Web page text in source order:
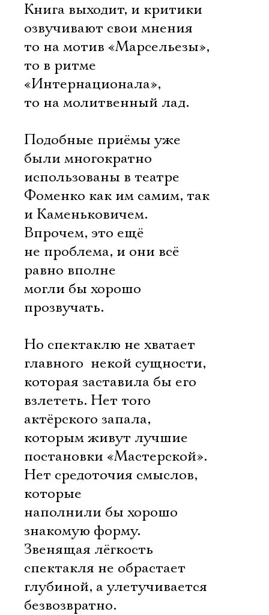
Книга выходит, и критики
озвучивают свои мнения
то на мотив «Марсельезы»,
то в ритме
«Интернационала»,
то на молитвенный лад.
Подобные приёмы уже
были многократно
использованы в театре
Фоменко как им самим, так
и Каменьковичем.
Впрочем, это ещё
не проблема, и они всё
равно вполне
могли бы хорошо
прозвучать.
Но спектаклю не хватает
главного  некой сущности,
которая заставила бы его
взлететь. Нет того
актёрского запала,
которым живут лучшие
постановки «Мастерской».
Нет средоточия смыслов,
которые
наполнили бы хорошо
знакомую форму.
Звенящая лёгкость
спектакля не обрастает
глубиной, а улетучивается
безвозвратно.